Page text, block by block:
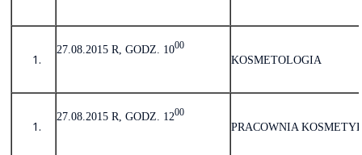
27.08.2015 R, GODZ. 1000
KOSMETOLOGIA
27.08.2015 R, GODZ. 1200
PRACOWNIA